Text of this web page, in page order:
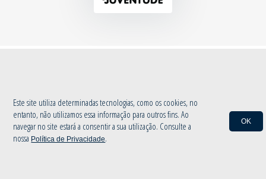
Este site utiliza determinadas tecnologias, como os cookies, no
entanto, não utilizamos essa informação para outros fins. Ao
navegar no site estará a consentir a sua utilização. Consulte a
nossa Política de Privacidade.
OK